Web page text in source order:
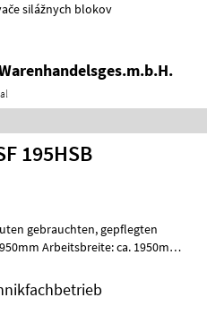
silážnych blokov
195HSB
gepflegten
Arbeitsbreite: ca. 1950mm